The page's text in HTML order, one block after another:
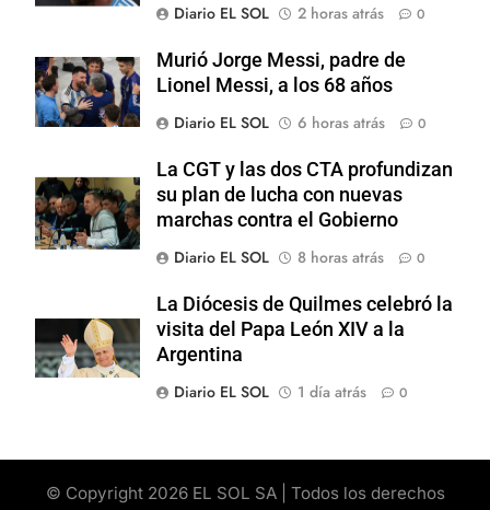
Diario EL SOL
2 horas atrás 0
Murió Jorge Messi, padre de
Lionel Messi, a los 68 años
Diario EL SOL
6 horas atrás 0
La CGT y las dos CTA profundizan
su plan de lucha con nuevas
marchas contra el Gobierno
Diario EL SOL
8 horas atrás 0
La Diócesis de Quilmes celebró la
visita del Papa León XIV a la
Argentina
Diario EL SOL
1 día atrás 0
© Copyright 2026 EL SOL SA | Todos los derechos